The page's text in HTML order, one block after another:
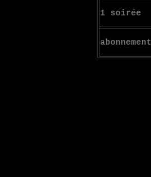
1 soirée
abonnement